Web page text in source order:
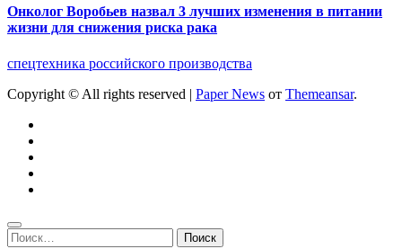
Онколог Воробьев назвал 3 лучших изменения в питании
жизни для снижения риска рака
спецтехника российского производства
Copyright © All rights reserved | Paper News от Themeansar.
Найти: